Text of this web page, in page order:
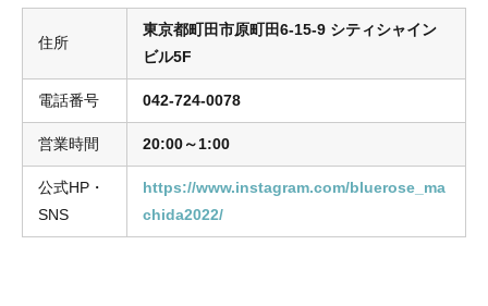
住所
東京都町田市原町田6-15-9 シティシャイン
ビル5F
電話番号 042-724-0078
営業時間 20:00～1:00
公式HP・
SNS
https://www.instagram.com/bluerose_ma
chida2022/